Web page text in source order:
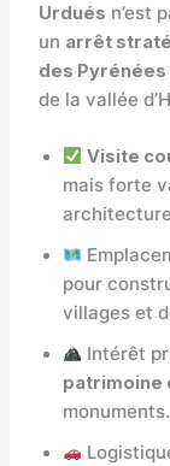
Urdués n’est
un arrêt
des
de la vallée
Visite
mais forte
architecture
pour
villages et
Intérêt
patrimoine
monuments.